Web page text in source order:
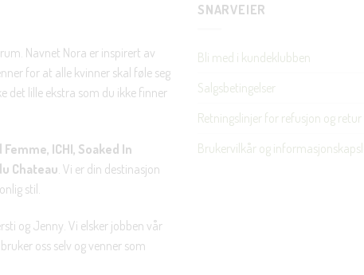
Navnet Nora er inspirert av
for at alle kvinner skal føle seg
det lille ekstra som du ikke finner
ICHI, Soaked In
Chateau. Vi er din destinasjon
stil.
og Jenny. Vi elsker jobben vår
oss selv og venner som
SNARVEIER
Bli med i kundeklubben
Salgsbetingelser
Retningslinjer for refusjon og retur
Brukervilkår og